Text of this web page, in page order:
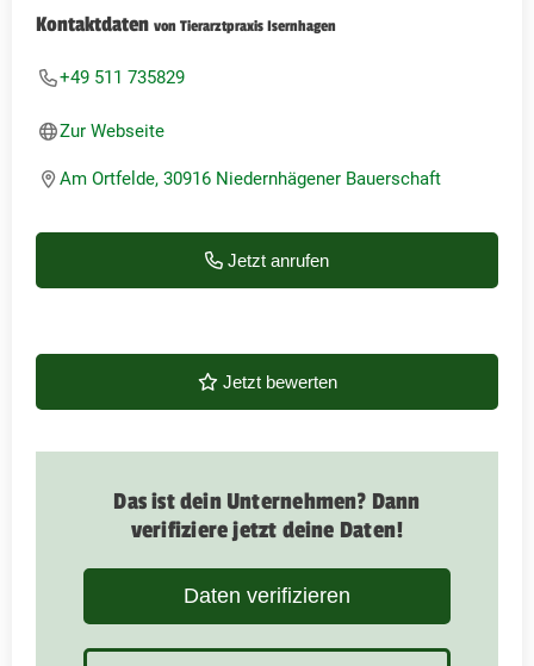
Kontaktdaten von Tierarztpraxis Isernhagen
+49 511 735829
Zur Webseite
Am Ortfelde, 30916 Niedernhägener Bauerschaft
Jetzt anrufen
Jetzt bewerten
Das ist dein Unternehmen? Dann
verifiziere jetzt deine Daten!
Daten verifizieren